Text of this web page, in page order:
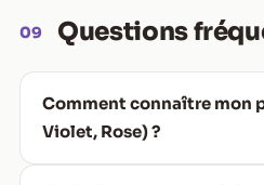
09 Questions
Comment connaître mon
Violet, Rose) ?